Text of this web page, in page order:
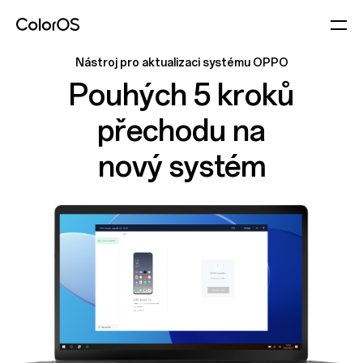
Nástroj pro aktualizaci systému OPPO
Pouhých 5 kroků
přechodu na
nový systém